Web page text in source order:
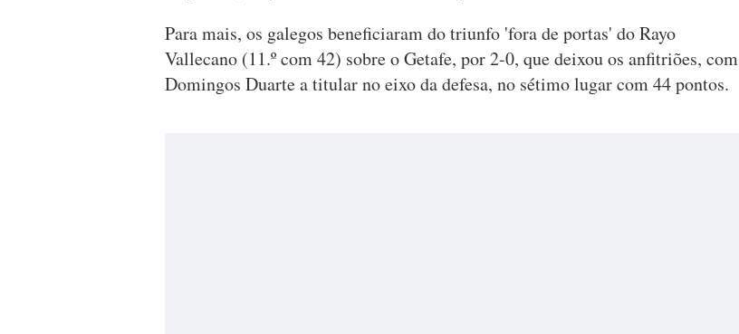
Para mais, os galegos beneficiaram do triunfo 'fora de portas' do Rayo
Vallecano (11.º com 42) sobre o Getafe, por 2-0, que deixou os anfitriões, com
Domingos Duarte a titular no eixo da defesa, no sétimo lugar com 44 pontos.